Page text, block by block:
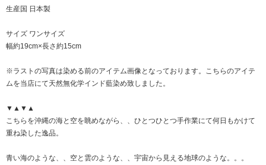
生産国 日本製
サイズ ワンサイズ
幅約19cm×長さ約15cm
※ラストの写真は染める前のアイテム画像となっております。こちらのアイテ
ムを当店にて天然無化学インド藍染め致しました。
▼▲▼▲
こちらを沖縄の海と空を眺めながら、、ひとつひとつ手作業にて何日もかけて
重ね染した逸品。
青い海のような、、空と雲のような、、宇宙から見える地球のような。。。